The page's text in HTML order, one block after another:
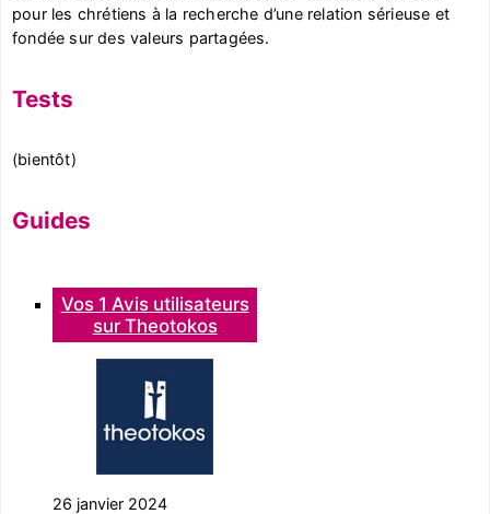
pour les chrétiens à la recherche d’une relation sérieuse et
fondée sur des valeurs partagées.
Tests
(bientôt)
Guides
Vos 1 Avis utilisateurs
sur Theotokos
26 janvier 2024